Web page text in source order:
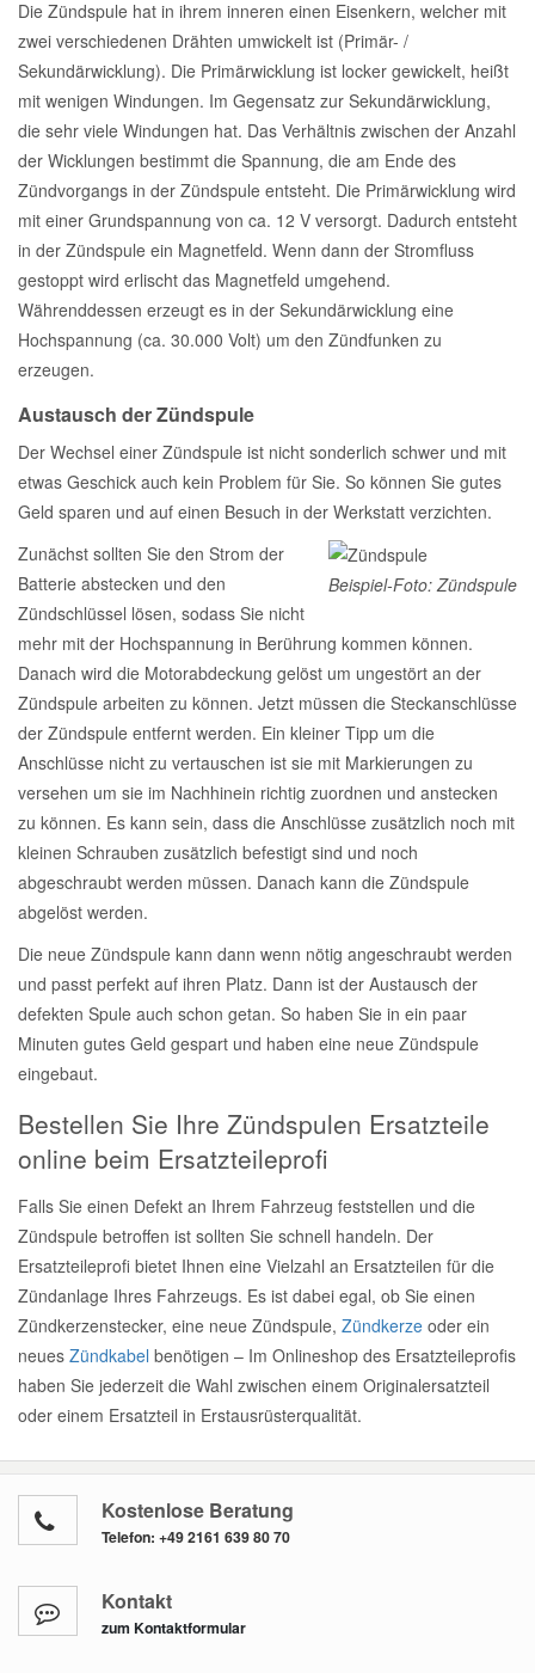
Die Zündspule hat in ihrem inneren einen Eisenkern, welcher mit
zwei verschiedenen Drähten umwickelt ist (Primär- /
Sekundärwicklung). Die Primärwicklung ist locker gewickelt, heißt
mit wenigen Windungen. Im Gegensatz zur Sekundärwicklung,
die sehr viele Windungen hat. Das Verhältnis zwischen der Anzahl
der Wicklungen bestimmt die Spannung, die am Ende des
Zündvorgangs in der Zündspule entsteht. Die Primärwicklung wird
mit einer Grundspannung von ca. 12 V versorgt. Dadurch entsteht
in der Zündspule ein Magnetfeld. Wenn dann der Stromfluss
gestoppt wird erlischt das Magnetfeld umgehend.
Währenddessen erzeugt es in der Sekundärwicklung eine
Hochspannung (ca. 30.000 Volt) um den Zündfunken zu
erzeugen.
Austausch der Zündspule
Der Wechsel einer Zündspule ist nicht sonderlich schwer und mit
etwas Geschick auch kein Problem für Sie. So können Sie gutes
Geld sparen und auf einen Besuch in der Werkstatt verzichten.
Beispiel-Foto: Zündspule
Zunächst sollten Sie den Strom der
Batterie abstecken und den
Zündschlüssel lösen, sodass Sie nicht
mehr mit der Hochspannung in Berührung kommen können.
Danach wird die Motorabdeckung gelöst um ungestört an der
Zündspule arbeiten zu können. Jetzt müssen die Steckanschlüsse
der Zündspule entfernt werden. Ein kleiner Tipp um die
Anschlüsse nicht zu vertauschen ist sie mit Markierungen zu
versehen um sie im Nachhinein richtig zuordnen und anstecken
zu können. Es kann sein, dass die Anschlüsse zusätzlich noch mit
kleinen Schrauben zusätzlich befestigt sind und noch
abgeschraubt werden müssen. Danach kann die Zündspule
abgelöst werden.
Die neue Zündspule kann dann wenn nötig angeschraubt werden
und passt perfekt auf ihren Platz. Dann ist der Austausch der
defekten Spule auch schon getan. So haben Sie in ein paar
Minuten gutes Geld gespart und haben eine neue Zündspule
eingebaut.
Bestellen Sie Ihre Zündspulen Ersatzteile
online beim Ersatzteileprofi
Falls Sie einen Defekt an Ihrem Fahrzeug feststellen und die
Zündspule betroffen ist sollten Sie schnell handeln. Der
Ersatzteileprofi bietet Ihnen eine Vielzahl an Ersatzteilen für die
Zündanlage Ihres Fahrzeugs. Es ist dabei egal, ob Sie einen
Zündkerzenstecker, eine neue Zündspule, Zündkerze oder ein
neues Zündkabel benötigen – Im Onlineshop des Ersatzteileprofis
haben Sie jederzeit die Wahl zwischen einem Originalersatzteil
oder einem Ersatzteil in Erstausrüsterqualität.
Kostenlose Beratung
Telefon: +49 2161 639 80 70
Kontakt
zum Kontaktformular